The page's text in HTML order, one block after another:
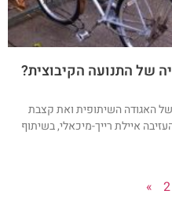
של התנועה הקיבוצית?
האגודה השיתופית ואת קצבת
איילת רייך-מיכאלי, בשיתוף
2
»